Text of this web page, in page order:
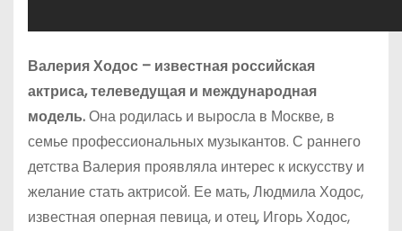
Валерия Ходос – известная российская
актриса, телеведущая и международная
модель.Она родилась и выросла в Москве, в
семье профессиональных музыкантов. С раннего
детства Валерия проявляла интерес к искусству и
желание стать актрисой. Ее мать, Людмила Ходос,
известная оперная певица, и отец, Игорь Ходос,